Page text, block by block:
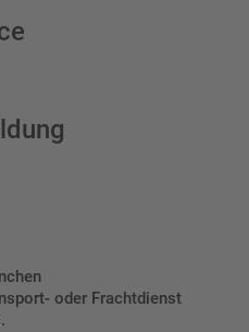
oder Frachtdienst